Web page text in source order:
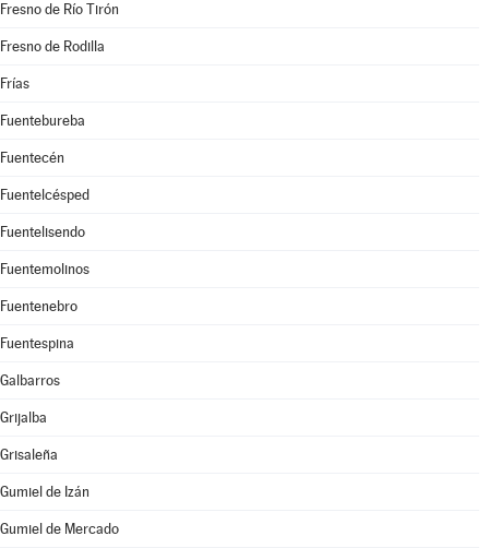
Fresno de Río Tirón
Fresno de Rodilla
Frías
Fuentebureba
Fuentecén
Fuentelcésped
Fuentelisendo
Fuentemolinos
Fuentenebro
Fuentespina
Galbarros
Grijalba
Grisaleña
Gumiel de Izán
Gumiel de Mercado